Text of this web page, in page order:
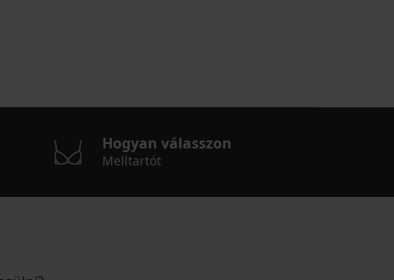
Hogyan válasszon
Melltartót